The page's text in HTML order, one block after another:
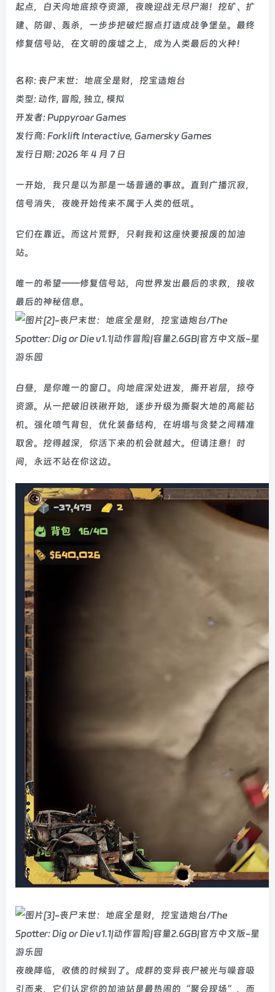
起点，白天向地底掠夺资源，夜晚迎战无尽尸潮！挖矿、扩
建、防御、轰杀，一步步把破烂据点打造成战争堡垒。最终
修复信号站，在文明的废墟之上，成为人类最后的火种！
名称: 丧尸末世：地底全是财，挖宝造炮台
类型: 动作, 冒险, 独立, 模拟
开发者: Puppyroar Games
发行商: Forklift Interactive, Gamersky Games
发行日期: 2026 年 4 月 7 日
一开始，我只是以为那是一场普通的事故。直到广播沉寂，
信号消失，夜晚开始传来不属于人类的低吼。
它们在靠近。而这片荒野，只剩我和这座快要报废的加油
站。
唯一的希望——修复信号站，向世界发出最后的求救，接收
最后的神秘信息。
白昼，是你唯一的窗口。向地底深处进发，撕开岩层，掠夺
资源。从一把破旧铁锹开始，逐步升级为撕裂大地的高能钻
机。强化喷气背包，优化装备结构，在坍塌与贪婪之间精准
取舍。挖得越深，你活下来的机会就越大。但请注意！时
间，永远不站在你这边。
夜晚降临，收债的时候到了。成群的变异丧尸被光与噪音吸
引而来，它们认定你的加油站是最热闹的“聚会现场”，而